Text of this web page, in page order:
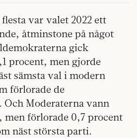
var valet 2022 ett
åtminstone på något
gick
procent, men gjorde
sämsta val i modern
förlorade de
Och Moderaterna vann
men förlorade 0,7 procent
näst största parti.